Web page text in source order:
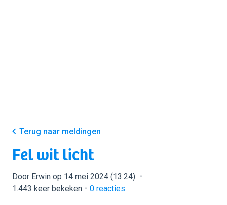
Terug naar meldingen
Fel wit licht
Door Erwin op 14 mei 2024 (13:24)
1.443 keer bekeken
0 reacties